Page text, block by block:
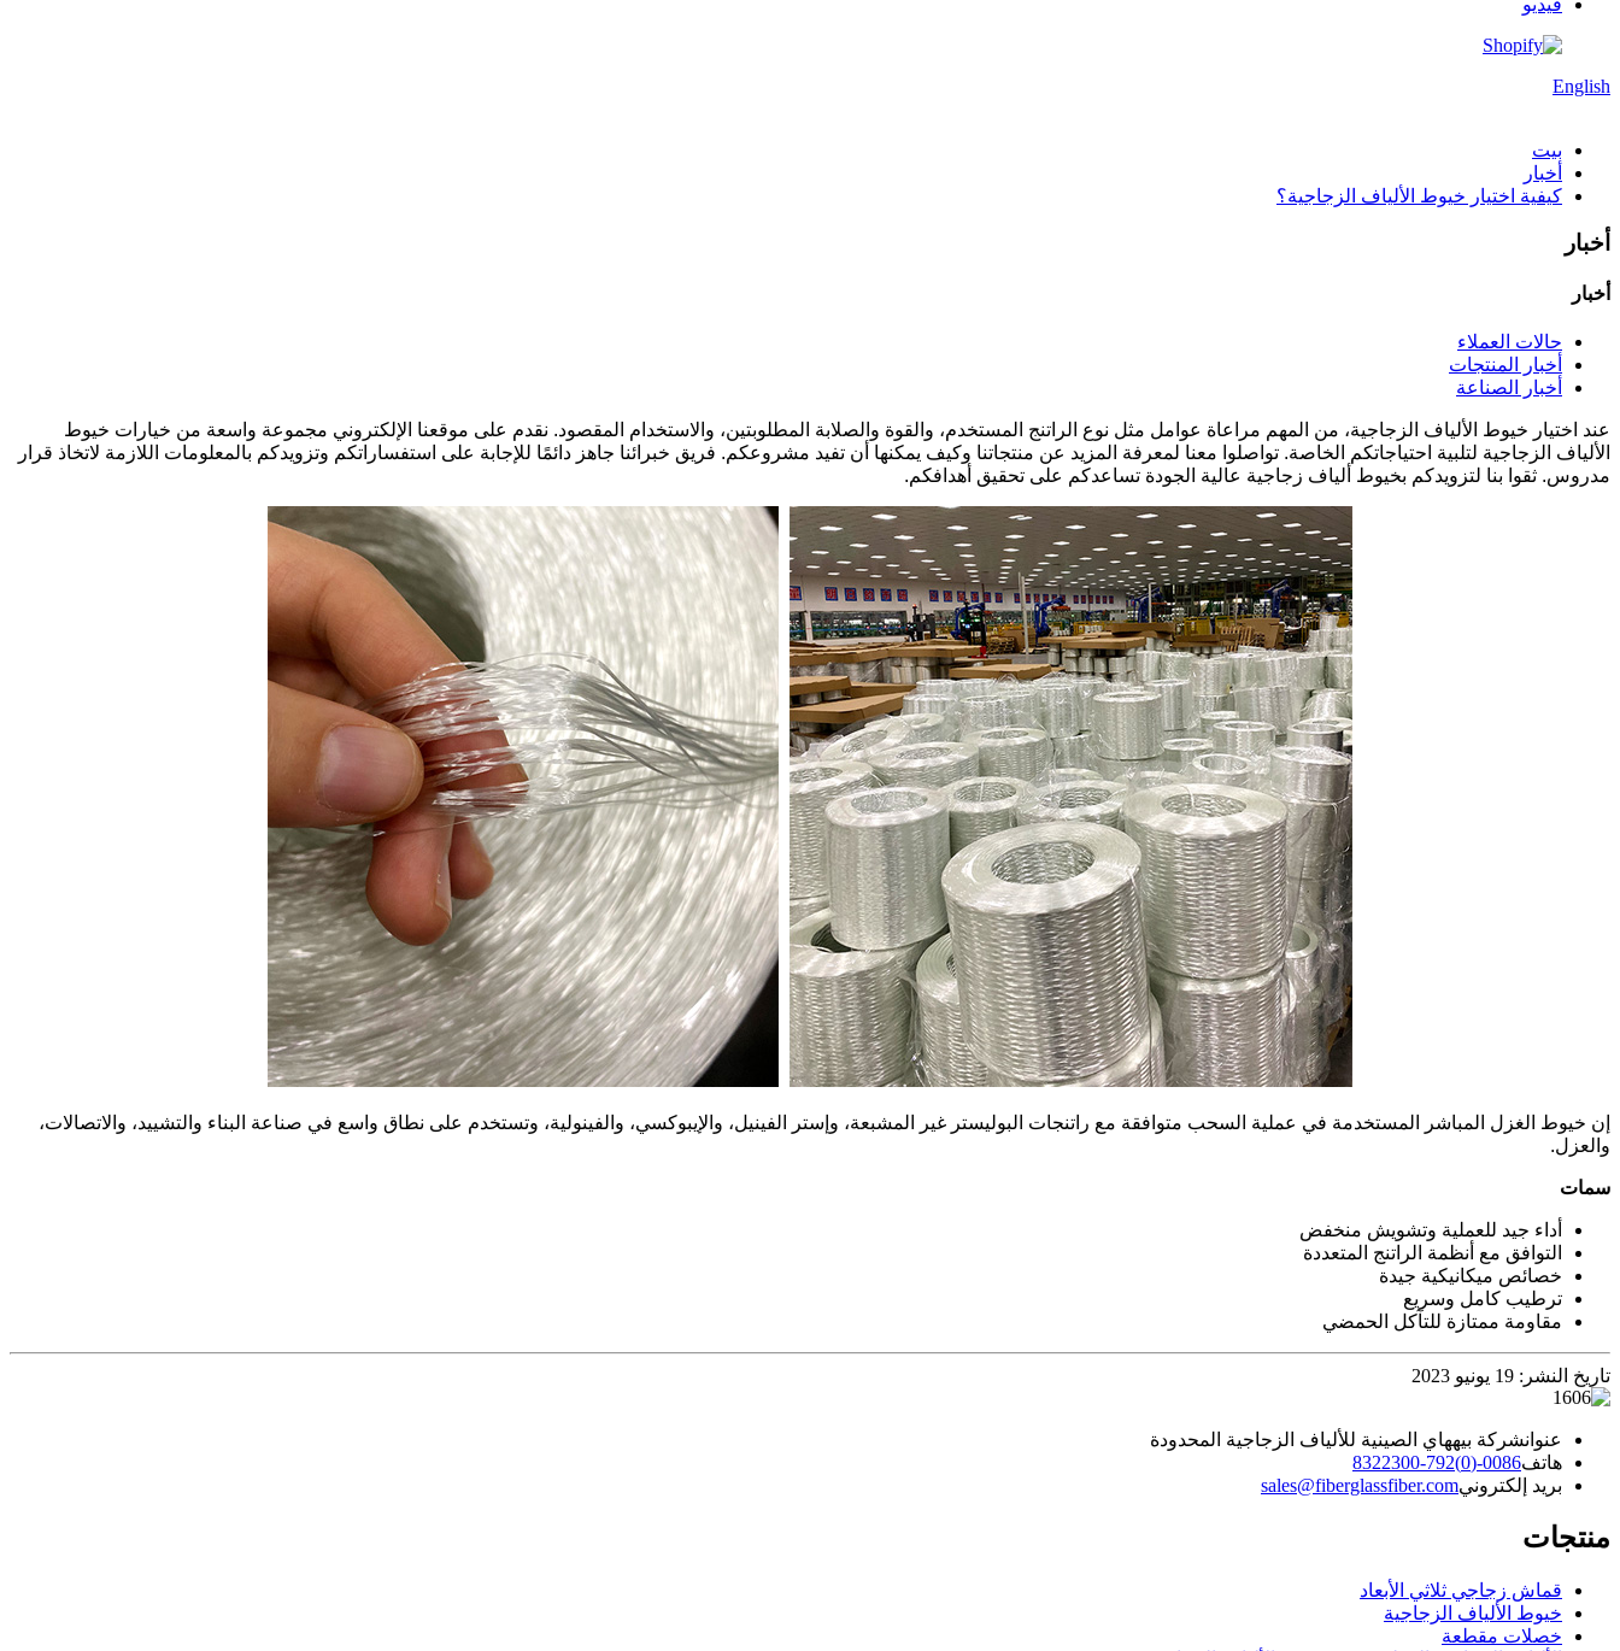
فيديو
English
بيت
أخبار
كيفية اختيار خيوط الألياف الزجاجية؟
أخبار
أخبار
حالات العملاء
أخبار المنتجات
أخبار الصناعة
عند اختيار خيوط الألياف الزجاجية، من المهم مراعاة عوامل مثل نوع الراتنج المستخدم، والقوة والصلابة المطلوبتين، والاستخدام المقصود. نقدم على موقعنا الإلكتروني مجموعة واسعة من خيارات خيوط
الألياف الزجاجية لتلبية احتياجاتكم الخاصة. تواصلوا معنا لمعرفة المزيد عن منتجاتنا وكيف يمكنها أن تفيد مشروعكم. فريق خبرائنا جاهز دائمًا للإجابة على استفساراتكم وتزويدكم بالمعلومات اللازمة لاتخاذ قرار
مدروس. ثقوا بنا لتزويدكم بخيوط ألياف زجاجية عالية الجودة تساعدكم على تحقيق أهدافكم.
إن خيوط الغزل المباشر المستخدمة في عملية السحب متوافقة مع راتنجات البوليستر غير المشبعة، وإستر الفينيل، والإيبوكسي، والفينولية، وتستخدم على نطاق واسع في صناعة البناء والتشييد، والاتصالات،
والعزل.
سمات
أداء جيد للعملية وتشويش منخفض
التوافق مع أنظمة الراتنج المتعددة
خصائص ميكانيكية جيدة
ترطيب كامل وسريع
مقاومة ممتازة للتآكل الحمضي
تاريخ النشر: 19 يونيو 2023
عنوانشركة بيههاي الصينية للألياف الزجاجية المحدودة
هاتف0086-(0)792-8322300
بريد إلكترونيsales@fiberglassfiber.com
منتجات
قماش زجاجي ثلاثي الأبعاد
خيوط الألياف الزجاجية
خصلات مقطعة